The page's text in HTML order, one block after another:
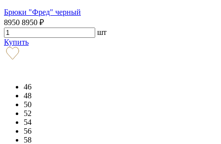
Брюки "Фред" черный
8950 8950 ₽
шт
Купить
46
48
50
52
54
56
58